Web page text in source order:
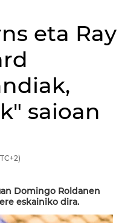
eta Ray
saioan
Domingo Roldanen
eskainiko dira.